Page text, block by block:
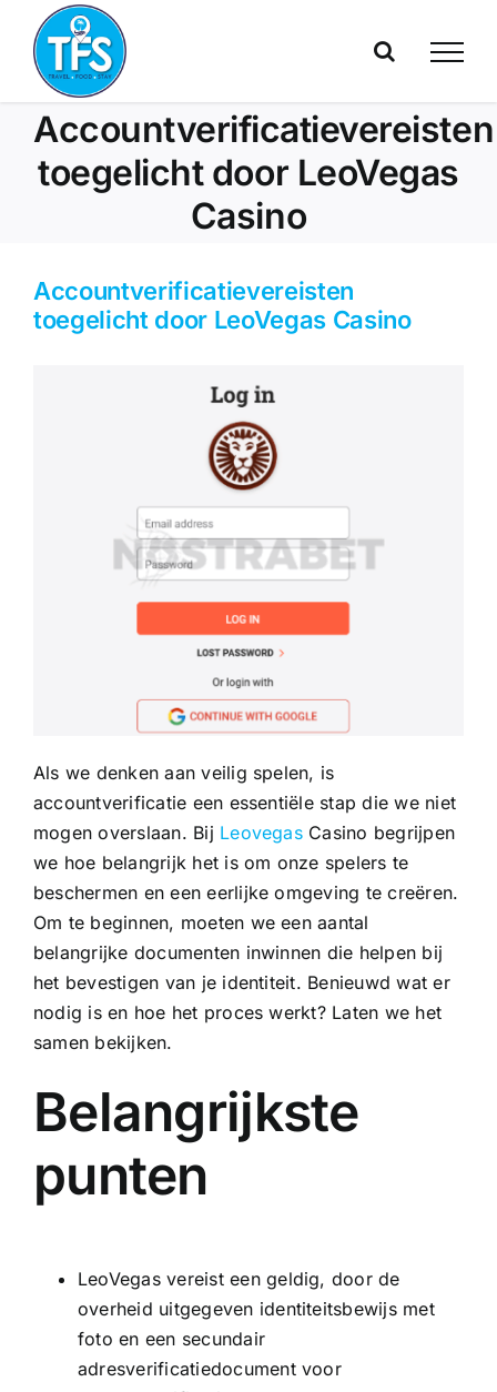
content
Accountverificatievereisten
toegelicht door LeoVegas
Casino
Accountverificatievereisten
toegelicht door LeoVegas Casino
Als we denken aan veilig spelen, is
accountverificatie een essentiële stap die we niet
mogen overslaan. Bij LeovegasCasino begrijpen
we hoe belangrijk het is om onze spelers te
beschermen en een eerlijke omgeving te creëren.
Om te beginnen, moeten we een aantal
belangrijke documenten inwinnen die helpen bij
het bevestigen van je identiteit. Benieuwd wat er
nodig is en hoe het proces werkt? Laten we het
samen bekijken.
Belangrijkste
punten
LeoVegas vereist een geldig, door de
overheid uitgegeven identiteitsbewijs met
foto en een secundair
adresverificatiedocument voor